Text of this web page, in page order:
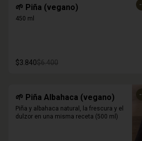
-
🌱 Piña (vegano)
450 ml
$3.840$6.400
-
🌱 Piña Albahaca (vegano)
Piña y albahaca natural, la frescura y el
dulzor en una misma receta (500 ml)